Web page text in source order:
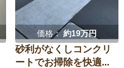
価格： 約19万円
砂利がなくしコンクリ
ートでお掃除を快適...